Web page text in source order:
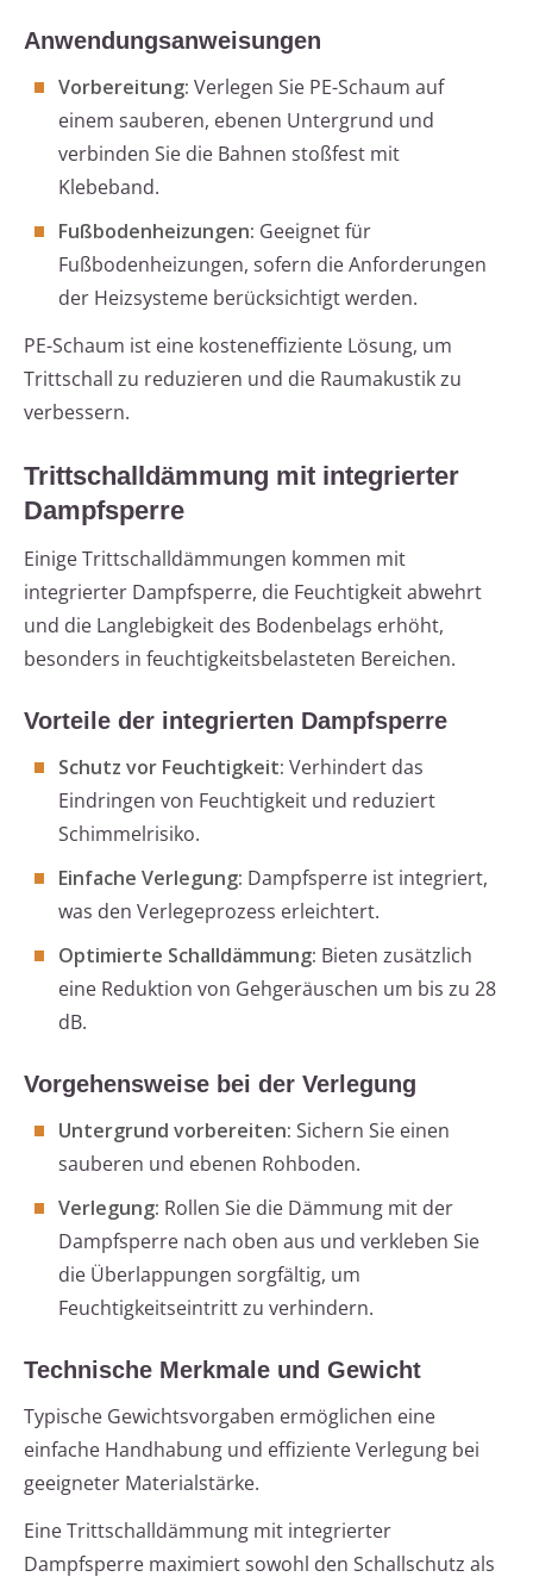
Anwendungsanweisungen
Vorbereitung: Verlegen Sie PE-Schaum auf
einem sauberen, ebenen Untergrund und
verbinden Sie die Bahnen stoßfest mit
Klebeband.
Fußbodenheizungen: Geeignet für
Fußbodenheizungen, sofern die Anforderungen
der Heizsysteme berücksichtigt werden.
PE-Schaum ist eine kosteneffiziente Lösung, um
Trittschall zu reduzieren und die Raumakustik zu
verbessern.
Trittschalldämmung mit integrierter
Dampfsperre
Einige Trittschalldämmungen kommen mit
integrierter Dampfsperre, die Feuchtigkeit abwehrt
und die Langlebigkeit des Bodenbelags erhöht,
besonders in feuchtigkeitsbelasteten Bereichen.
Vorteile der integrierten Dampfsperre
Schutz vor Feuchtigkeit: Verhindert das
Eindringen von Feuchtigkeit und reduziert
Schimmelrisiko.
Einfache Verlegung: Dampfsperre ist integriert,
was den Verlegeprozess erleichtert.
Optimierte Schalldämmung: Bieten zusätzlich
eine Reduktion von Gehgeräuschen um bis zu 28
dB.
Vorgehensweise bei der Verlegung
Untergrund vorbereiten: Sichern Sie einen
sauberen und ebenen Rohboden.
Verlegung: Rollen Sie die Dämmung mit der
Dampfsperre nach oben aus und verkleben Sie
die Überlappungen sorgfältig, um
Feuchtigkeitseintritt zu verhindern.
Technische Merkmale und Gewicht
Typische Gewichtsvorgaben ermöglichen eine
einfache Handhabung und effiziente Verlegung bei
geeigneter Materialstärke.
Eine Trittschalldämmung mit integrierter
Dampfsperre maximiert sowohl den Schallschutz als